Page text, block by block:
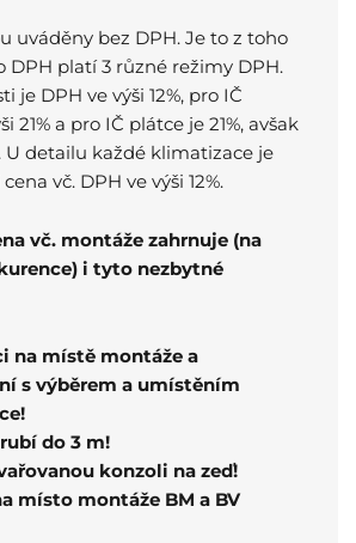
uváděny bez DPH. Je to z toho
DPH platí 3 různé režimy DPH.
je DPH ve výši 12%, pro IČ
21% a pro IČ plátce je 21%, avšak
U detailu každé klimatizace je
vč. DPH ve výši 12%.
vč. montáže zahrnuje (na
i tyto nezbytné
na místě montáže a
s výběrem a umístěním
do 3 m!
konzoli na zeď!
místo montáže BM a BV